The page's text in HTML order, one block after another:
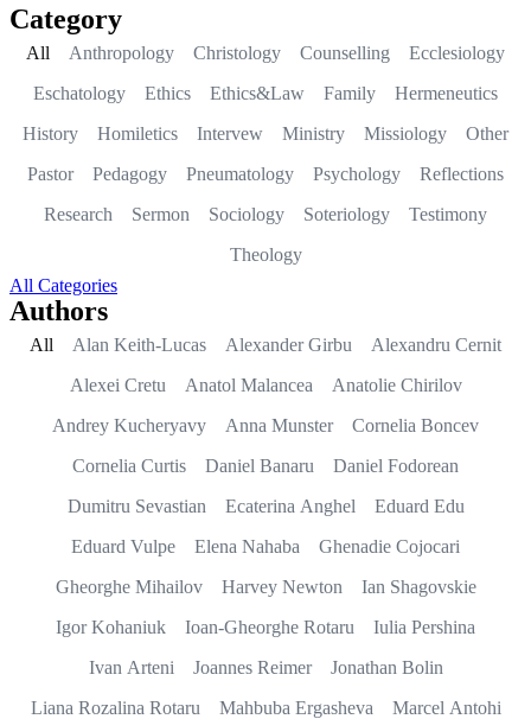
Category
Anthropology Christology Counselling
Ecclesiology
Eschatology
Ethics Ethics&Law Family
Hermeneutics
History
Homiletics Intervew Ministry Missiology
Other
Pastor
Pedagogy Pneumatology Psychology
Reflections
Research
Sermon Sociology Soteriology
Testimony
Theology
All
All Categories
Authors
Alan Keith-Lucas Alexander Girbu
Alexandru Cernit
Alexei Cretu
Anatol Malancea
Anatolie Chirilov
Andrey Kucheryavy
Anna Munster
Cornelia Boncev
Cornelia Curtis
Daniel Banaru
Daniel Fodorean
Dumitru Sevastian
Ecaterina Anghel
Eduard Edu
Eduard Vulpe
Elena Nahaba
Ghenadie Cojocari
Gheorghe Mihailov
Harvey Newton
Ian Shagovskie
Igor Kohaniuk
Ioan-Gheorghe Rotaru
Iulia Pershina
Ivan Arteni
Joannes Reimer
Jonathan Bolin
Liana Rozalina Rotaru
Mahbuba Ergasheva
Marcel Antohi
All